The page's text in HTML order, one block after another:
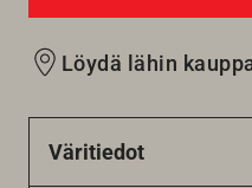
Löydä lähin
Väritiedot